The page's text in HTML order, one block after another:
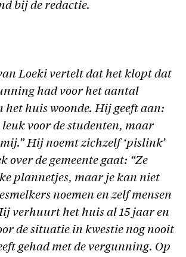
bij de redactie.
Loeki vertelt dat het klopt dat
had voor het aantal
het huis woonde. Hij geeft aan:
leuk voor de studenten, maar
Hij noemt zichzelf ‘pislink’
over de gemeente gaat: “Ze
plannetjes, maar je kan niet
noemen en zelf mensen
verhuurt het huis al 15 jaar en
de situatie in kwestie nog nooit
gehad met de vergunning. Op